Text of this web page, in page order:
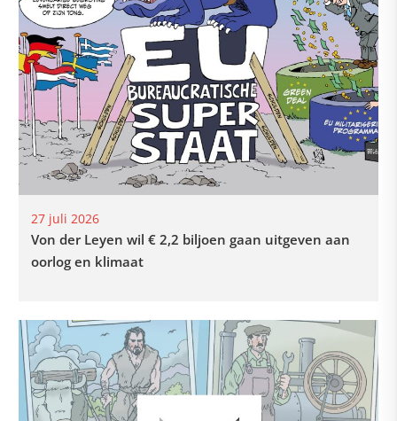
27 juli 2026
Von der Leyen wil € 2,2 biljoen gaan uitgeven aan
oorlog en klimaat